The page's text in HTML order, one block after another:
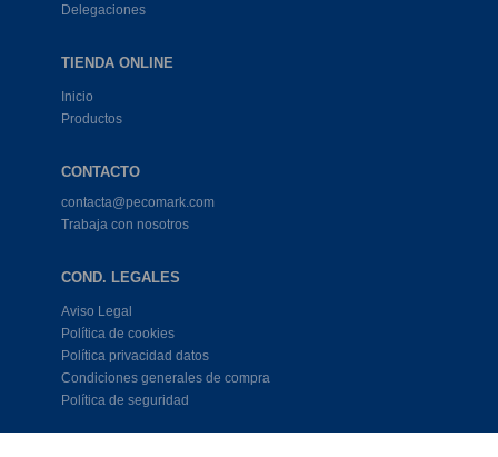
Delegaciones
TIENDA ONLINE
Inicio
Productos
CONTACTO
contacta@pecomark.com
Trabaja con nosotros
COND. LEGALES
Aviso Legal
Política de cookies
Política privacidad datos
Condiciones generales de compra
Política de seguridad